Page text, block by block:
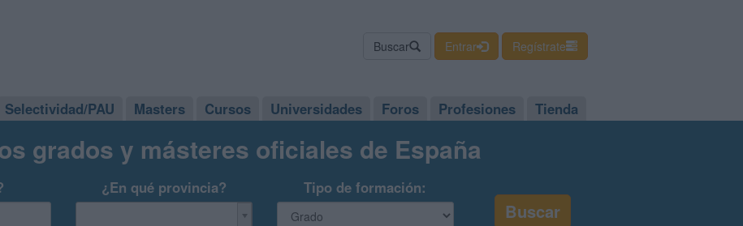
Buscar Entrar Regístrate
Selectividad/PAU Masters Cursos Universidades Foros Profesiones Tienda
grados y másteres oficiales de España
¿En qué provincia? Tipo de formación: